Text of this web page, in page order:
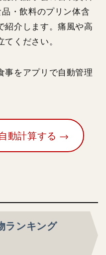
・飲料のプリン体含
紹介します。痛風や高
ください。
事をアプリで自動管理
動計算する →
ランキング